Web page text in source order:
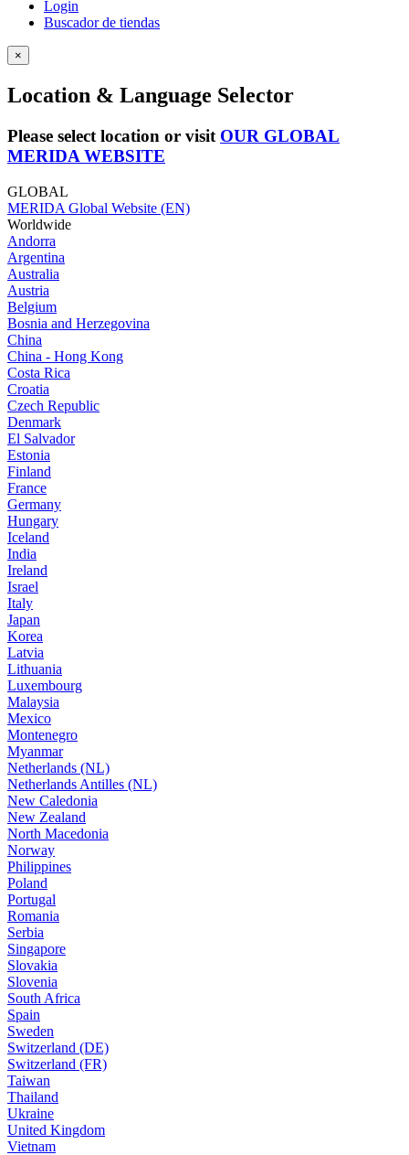
Login
Buscador de tiendas
×
Location & Language Selector
Please select location or visit OUR GLOBAL
MERIDA WEBSITE
GLOBAL
MERIDA Global Website (EN)
Worldwide
Andorra
Argentina
Australia
Austria
Belgium
Bosnia and Herzegovina
China
China - Hong Kong
Costa Rica
Croatia
Czech Republic
Denmark
El Salvador
Estonia
Finland
France
Germany
Hungary
Iceland
India
Ireland
Israel
Italy
Japan
Korea
Latvia
Lithuania
Luxembourg
Malaysia
Mexico
Montenegro
Myanmar
Netherlands (NL)
Netherlands Antilles (NL)
New Caledonia
New Zealand
North Macedonia
Norway
Philippines
Poland
Portugal
Romania
Serbia
Singapore
Slovakia
Slovenia
South Africa
Spain
Sweden
Switzerland (DE)
Switzerland (FR)
Taiwan
Thailand
Ukraine
United Kingdom
Vietnam